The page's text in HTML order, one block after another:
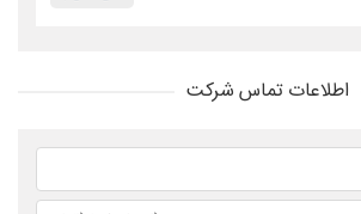
اطلاعات تماس شرکت